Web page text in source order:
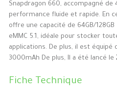
Snapdragon 660, accompagné de
performance fluide et rapide. En
offre une capacité de 64GB/128GB
eMMC 5.1, idéale pour stocker
applications. De plus, il est équipé
3000mAh De plus, Il a été lancé le
Fiche Technique